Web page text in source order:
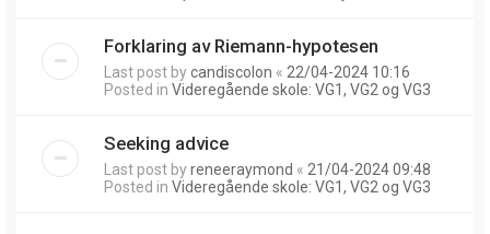
Forklaring av Riemann-hypotesen
Last post bycandiscolon « 22/04-2024 10:16
Posted in Videregående skole: VG1, VG2 og VG3
Seeking advice
Last post byreneeraymond « 21/04-2024 09:48
Posted in Videregående skole: VG1, VG2 og VG3